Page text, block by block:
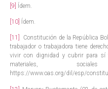
[9] Ídem.
[10] Ídem.
[11]
Constitución de la República
trabajador o trabajadora tiene
vivir con dignidad y cubrir para sí
materiales,
https://www.oas.org/dil/esp/